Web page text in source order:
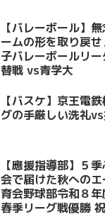
【バレーボール】
ームの形を取り戻
子バレーボールリ
替戦 vs青学大
【バスケ】京王電
グの手厳しい洗礼
【應援指導部】５
会で届けた秋への
育会野球部令和８
春季リーグ戦優勝